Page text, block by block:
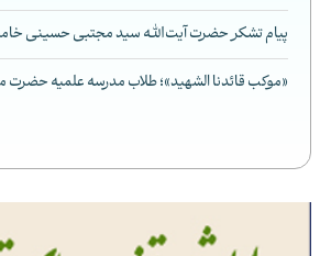
پیام تشکر حضرت آیت‌الله سید مجتبی حسینی
«موکب قائدنا الشهید»؛ طلاب مدرسه علمیه